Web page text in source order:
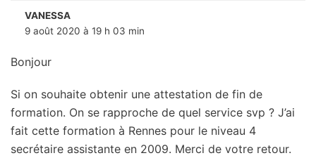
VANESSA
9 août 2020 à 19 h 03 min
Bonjour
Si on souhaite obtenir une attestation de fin de
formation. On se rapproche de quel service svp ? J’ai
fait cette formation à Rennes pour le niveau 4
secrétaire assistante en 2009. Merci de votre retour.